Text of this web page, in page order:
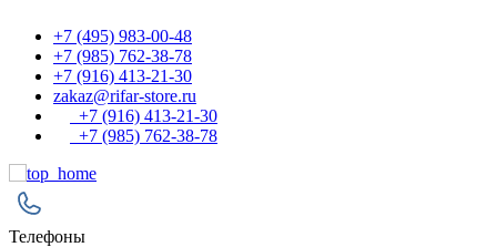
+7 (495) 983-00-48
+7 (985) 762-38-78
+7 (916) 413-21-30
zakaz@rifar-store.ru
+7 (916) 413-21-30
+7 (985) 762-38-78
Телефоны